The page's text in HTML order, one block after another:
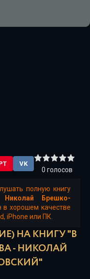
VK
0 голосов
полную книгу
Брешко-
в хорошем качестве
iPhone или ПК.
НА КНИГУ "В
- НИКОЛАЙ